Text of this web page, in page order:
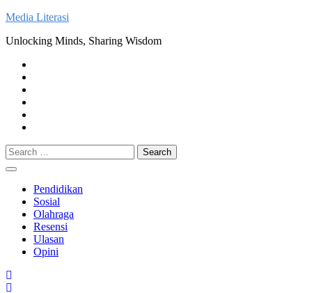
Skip
content
Media Literasi
Unlocking Minds, Sharing Wisdom
Search
for:
Pendidikan
Sosial
Olahraga
Resensi
Ulasan
Opini